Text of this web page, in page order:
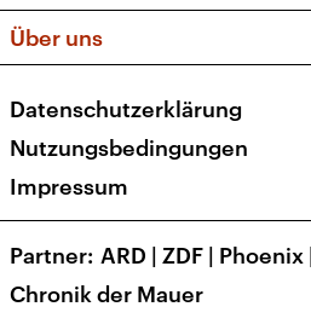
Apps
Newsletter
Veranstaltungen
Social Media
Über uns
Presse
Karriere
Transparenz
Datenschutzerklärung
Nutzungsbedingungen
Impressum
Partner ARD | ZDF | Phoenix
Chronik der Mauer